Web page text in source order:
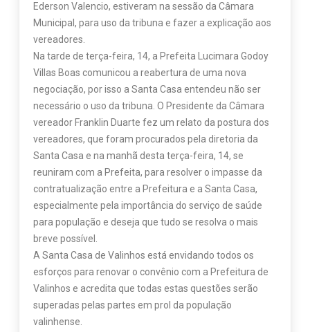
Ederson Valencio, estiveram na sessão da Câmara
Municipal, para uso da tribuna e fazer a explicação aos
vereadores.
Na tarde de terça-feira, 14, a Prefeita Lucimara Godoy
Villas Boas comunicou a reabertura de uma nova
negociação, por isso a Santa Casa entendeu não ser
necessário o uso da tribuna. O Presidente da Câmara
vereador Franklin Duarte fez um relato da postura dos
vereadores, que foram procurados pela diretoria da
Santa Casa e na manhã desta terça-feira, 14, se
reuniram com a Prefeita, para resolver o impasse da
contratualização entre a Prefeitura e a Santa Casa,
especialmente pela importância do serviço de saúde
para população e deseja que tudo se resolva o mais
breve possível.
A Santa Casa de Valinhos está envidando todos os
esforços para renovar o convênio com a Prefeitura de
Valinhos e acredita que todas estas questões serão
superadas pelas partes em prol da população
valinhense.